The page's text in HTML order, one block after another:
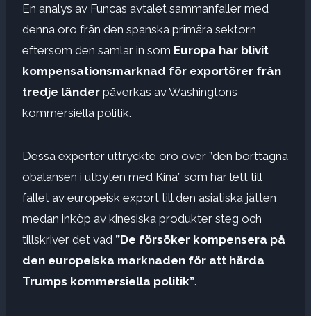
En analys av Funcas avtalet sammanfaller med
denna oro från den spanska primära sektorn
eftersom den samlar in som Europa har blivit
kompensationsmarknad för exportörer från
tredje länder påverkas av Washingtons
kommersiella politik.
Dessa experter uttryckte oro över ”den borttagna
obalansen i utbyten med Kina” som har lett till
fallet av europeisk export till den asiatiska jätten
medan inköp av kinesiska produkter steg och
tillskriver det vad ”De försöker kompensera på
den europeiska marknaden för att härda
Trumps kommersiella politik”.